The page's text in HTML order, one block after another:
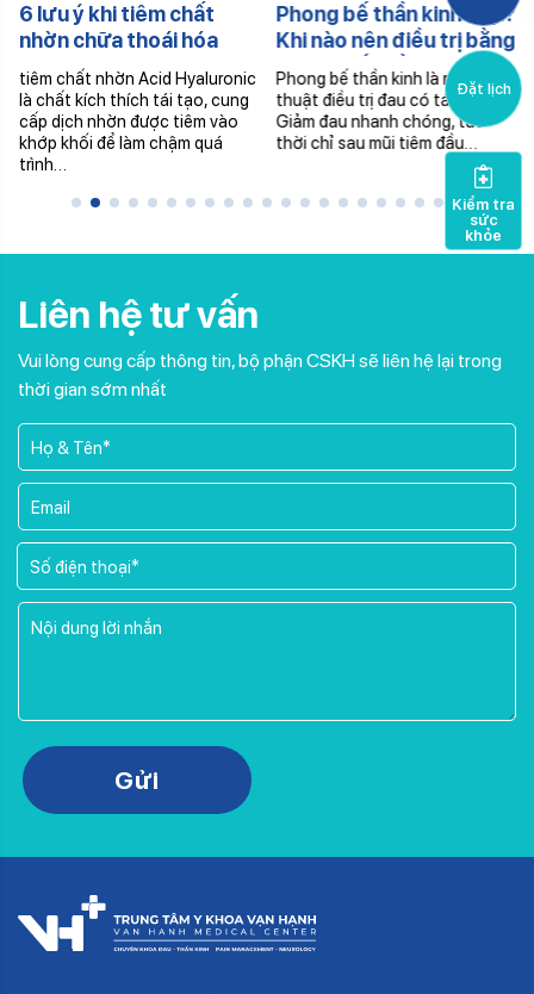
6 lưu ý khi tiêm chất
nhờn chữa thoái hóa
khớp
tiêm chất nhờn Acid Hyaluronic
là chất kích thích tái tạo, cung
cấp dịch nhờn được tiêm vào
khớp khối để làm chậm quá
trình…
Phong bế thần kinh là gì?
Khi nào nên điều trị bằng
phong bế thần kinh
Phong bế thần kinh là một thủ
thuật điều trị đau có tác dụng:
Giảm đau nhanh chóng, tức
thời chỉ sau mũi tiêm đầu…
Liên hệ tư vấn
Vui lòng cung cấp thông tin, bộ phận CSKH sẽ liên hệ lại trong
thời gian sớm nhất
Please leave this field empty.
Gửi
Đặt lịch
Kiểm tra
sức
khỏe